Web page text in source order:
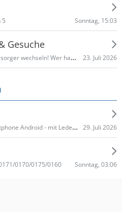
5 Sonntag, 15:03
Gesuche
Möchte meinen Gas- und -Stromversorger wechseln! Wer hat gute Angebote und Provision 23. Juli 2026
Unihertz Titan Slim - Tastatur Smartphone Android - mit Lederholster 29. Juli 2026
0170/0175/0160 Sonntag, 03:06